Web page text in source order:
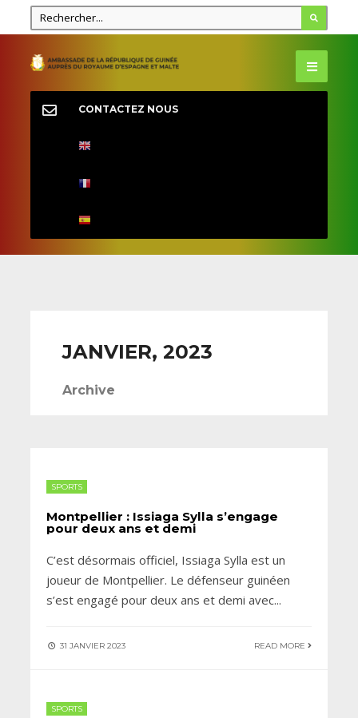
CONTACTEZ NOUS
JANVIER, 2023
Archive
SPORTS
Montpellier : Issiaga Sylla s’engage
pour deux ans et demi
C’est désormais officiel, Issiaga Sylla est un
joueur de Montpellier. Le défenseur guinéen
s’est engagé pour deux ans et demi avec...
31 JANVIER 2023 READ MORE
SPORTS